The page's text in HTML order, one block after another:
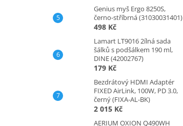
Genius myš Ergo 8250S,
černo-stříbrná (31030031401)
498 Kč
Lamart LT9016 2ílná sada
šálků s podšálkem 190 ml,
DINE (42002767)
179 Kč
Bezdrátový HDMI Adaptér
FIXED AirLink, 100W, PD 3.0,
černý (FIXA-AL-BK)
2 015 Kč
AERIUM OXION Q490WH